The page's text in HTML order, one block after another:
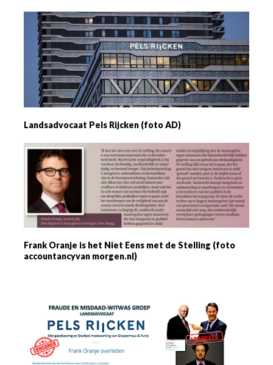
Landsadvocaat Pels Rijcken (foto AD)
Frank Oranje is het Niet Eens met de Stelling (foto
accountancyvan morgen.nl)